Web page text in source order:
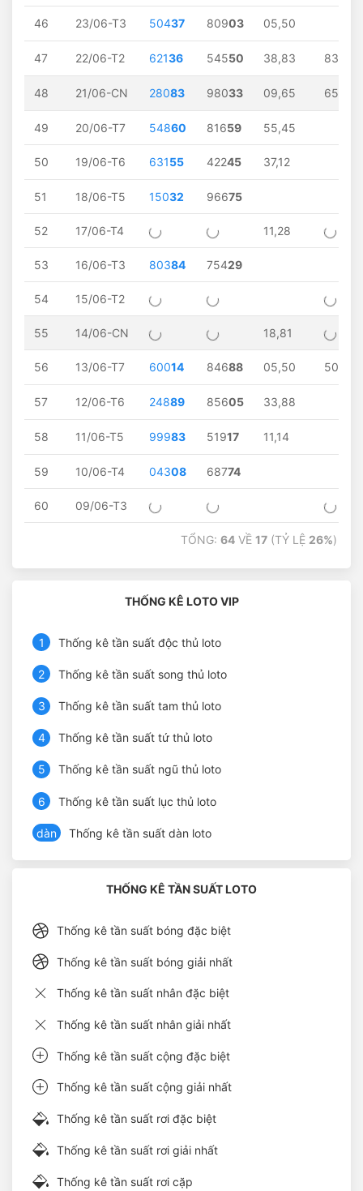
46 23/06-T3 50437 80903 05,50
47 22/06-T2 62136 54550 38,83 83
48 21/06-CN 28083 98033 09,65 65
49 20/06-T7 54860 81659 55,45
50 19/06-T6 63155 42245 37,12
51 18/06-T5 15032 96675
52 17/06-T4 11,28
53 16/06-T3 80384 75429
54 15/06-T2
55 14/06-CN 18,81
56 13/06-T7 60014 84688 05,50 50
57 12/06-T6 24889 85605 33,88
58 11/06-T5 99983 51917 11,14
59 10/06-T4 04308 68774
60 09/06-T3
TỔNG: 64 VỀ 17 (TỶ LỆ 26%) -
THỐNG KÊ LOTO VIP
1 Thống kê tần suất độc thủ loto
2 Thống kê tần suất song thủ loto
3 Thống kê tần suất tam thủ loto
4 Thống kê tần suất tứ thủ loto
5 Thống kê tần suất ngũ thủ loto
6 Thống kê tần suất lục thủ loto
dàn Thống kê tần suất dàn loto
THỐNG KÊ TẦN SUẤT LOTO
Thống kê tần suất bóng đặc biệt
Thống kê tần suất bóng giải nhất
Thống kê tần suất nhân đặc biệt
Thống kê tần suất nhân giải nhất
Thống kê tần suất cộng đặc biệt
Thống kê tần suất cộng giải nhất
Thống kê tần suất rơi đặc biệt
Thống kê tần suất rơi giải nhất
Thống kê tần suất rơi cặp